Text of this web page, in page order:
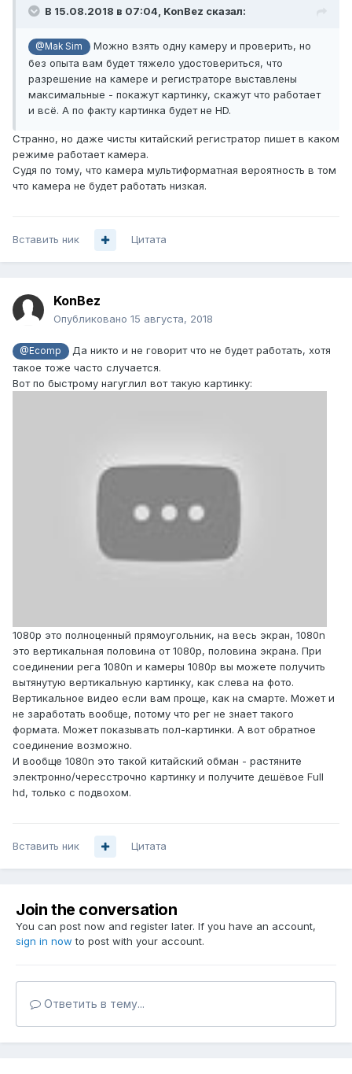
В 15.08.2018 в 07:04, KonBez сказал:
@Mak Sim
Можно взять одну камеру и проверить, но
без опыта вам будет тяжело удостовериться, что
разрешение на камере и регистраторе выставлены
максимальные - покажут картинку, скажут что работает
и всё. А по факту картинка будет не HD.
Странно, но даже чисты китайский регистратор пишет в каком
режиме работает камера.
Судя по тому, что камера мультиформатная вероятность в том
что камера не будет работать низкая.
Вставить ник Цитата
KonBez
Опубликовано 15 августа, 2018
@Ecomp
Да никто и не говорит что не будет работать, хотя
такое тоже часто случается.
Вот по быстрому нагуглил вот такую картинку:
1080р это полноценный прямоугольник, на весь экран, 1080n
это вертикальная половина от 1080p, половина экрана. При
соединении рега 1080n и камеры 1080p вы можете получить
вытянутую вертикальную картинку, как слева на фото.
Вертикальное видео если вам проще, как на смарте. Может и
не заработать вообще, потому что рег не знает такого
формата. Может показывать пол-картинки. А вот обратное
соединение возможно.
И вообще 1080n это такой китайский обман - растяните
электронно/чересстрочно картинку и получите дешёвое Full
hd, только с подвохом.
Вставить ник Цитата
Join the conversation
You can post now and register later. If you have an account,
sign in now to post with your account.
Ответить в тему...